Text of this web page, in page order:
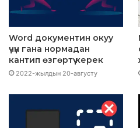
Word документин окуу
үчүн гана нормадан
кантип өзгөртүү керек
2022-жылдын 20-августу